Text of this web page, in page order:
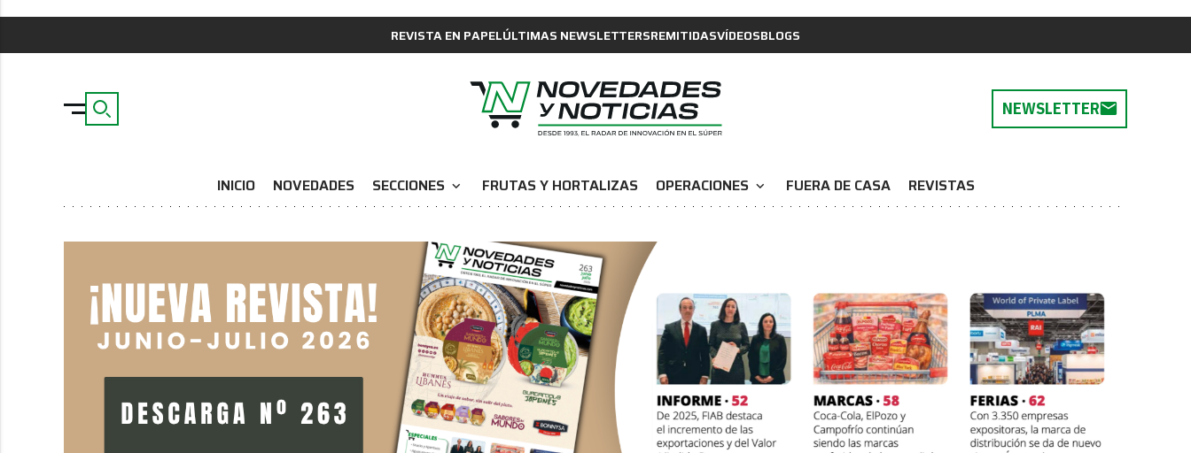
REVISTA EN PAPELÚLTIMAS NEWSLETTERSREMITIDASVÍDEOSBLOGS
NEWSLETTER
INICIO NOVEDADES SECCIONES expand_more FRUTAS Y HORTALIZAS OPERACIONES expand_more FUERA DE CASA REVISTAS